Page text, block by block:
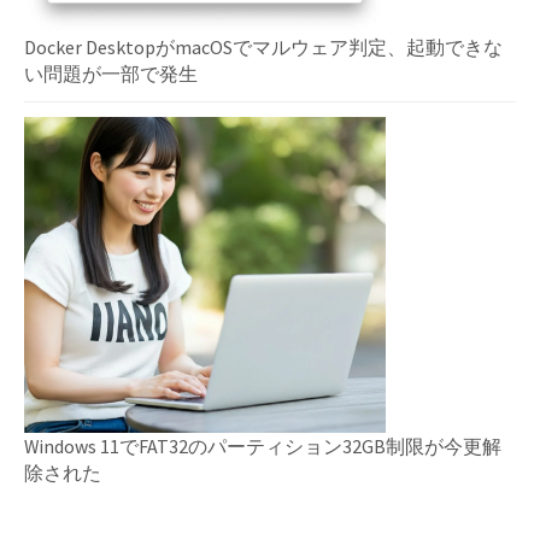
Docker DesktopがmacOSでマルウェア判定、起動できな
い問題が一部で発生
Windows 11でFAT32のパーティション32GB制限が今更解
除された